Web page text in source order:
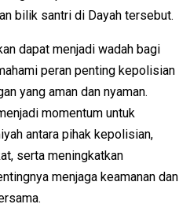
bilik santri di Dayah tersebut.
dapat menjadi wadah bagi
peran penting kepolisian
yang aman dan nyaman.
momentum untuk
antara pihak kepolisian,
serta meningkatkan
menjaga keamanan dan